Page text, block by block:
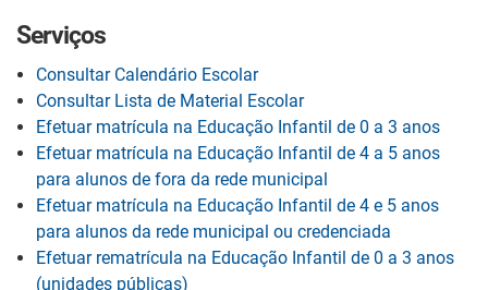
Serviços
Consultar Calendário Escolar
Consultar Lista de Material Escolar
Efetuar matrícula na Educação Infantil de 0 a 3 anos
Efetuar matrícula na Educação Infantil de 4 a 5 anos
para alunos de fora da rede municipal
Efetuar matrícula na Educação Infantil de 4 e 5 anos
para alunos da rede municipal ou credenciada
Efetuar rematrícula na Educação Infantil de 0 a 3 anos
(unidades públicas)